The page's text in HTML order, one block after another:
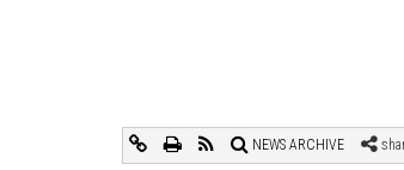
NEWS ARCHIVE